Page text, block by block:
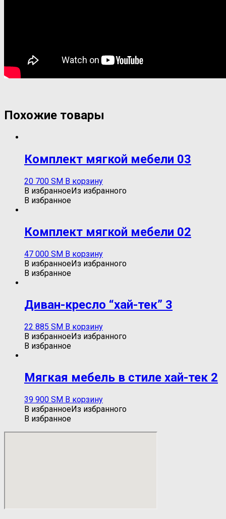
Похожие товары
Комплект мягкой мебели 03
20 700 ЅМ В корзину
В избранноеИз избранного
В избранное
Комплект мягкой мебели 02
47 000 ЅМ В корзину
В избранноеИз избранного
В избранное
Диван-кресло “хай-тек” 3
22 885 ЅМ В корзину
В избранноеИз избранного
В избранное
Мягкая мебель в стиле хай-тек 2
39 900 ЅМ В корзину
В избранноеИз избранного
В избранное